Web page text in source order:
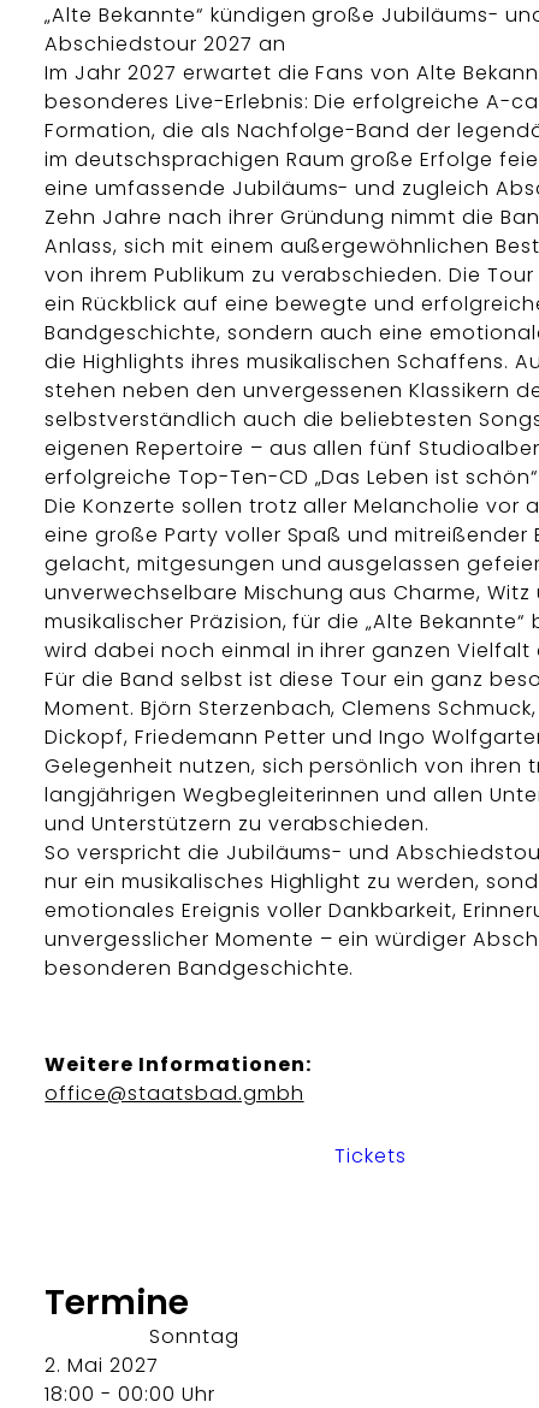
„Alte Bekannte“ kündigen große Jubiläums-
Abschiedstour 2027 an
Im Jahr 2027 erwartet die Fans von Alte
besonderes Live-Erlebnis: Die erfolgreiche A-
Formation, die als Nachfolge-Band der
im deutschsprachigen Raum große Erfolge
eine umfassende Jubiläums- und zugleich
Zehn Jahre nach ihrer Gründung nimmt die
Anlass, sich mit einem außergewöhnlichen
von ihrem Publikum zu verabschieden. Die
ein Rückblick auf eine bewegte und
Bandgeschichte, sondern auch eine
die Highlights ihres musikalischen Schaffens.
stehen neben den unvergessenen Klassikern
selbstverständlich auch die beliebtesten
eigenen Repertoire – aus allen fünf
erfolgreiche Top-Ten-CD „Das Leben ist
Die Konzerte sollen trotz aller Melancholie vor
eine große Party voller Spaß und mitreißender
gelacht, mitgesungen und ausgelassen
unverwechselbare Mischung aus Charme, Witz
musikalischer Präzision, für die „Alte Bekannte“
wird dabei noch einmal in ihrer ganzen Vielfalt
Für die Band selbst ist diese Tour ein ganz
Moment. Björn Sterzenbach, Clemens Schmuck,
Dickopf, Friedemann Petter und Ingo
Gelegenheit nutzen, sich persönlich von ihren
langjährigen Wegbegleiterinnen und allen
und Unterstützern zu verabschieden.
So verspricht die Jubiläums- und
nur ein musikalisches Highlight zu werden,
emotionales Ereignis voller Dankbarkeit,
unvergesslicher Momente – ein würdiger
besonderen Bandgeschichte.
Weitere Informationen:
office@staatsbad.gmbh
Tickets
Termine
Sonntag
2. Mai 2027
18:00 - 00:00 Uhr